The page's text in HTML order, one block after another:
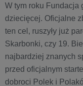
W tym roku Fundacja
dziecięcej. Oficjalne
ten cel, ruszyły już
Skarbonki, czy 19.
najbardziej znanych
przed oficjalnym
dobroci Polek i